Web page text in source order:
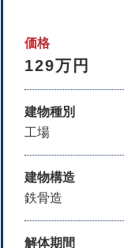
価格
129万円
建物種別
工場
建物構造
鉄骨造
解体期間